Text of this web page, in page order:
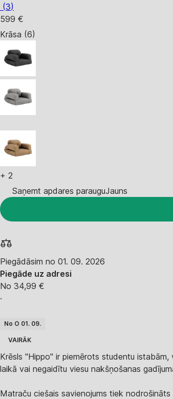
(3)
599 €
Krāsa (6)
+ 2
Saņemt apdares parauguJauns
Piegādāsim no 01. 09. 2026
Piegāde uz adresi
No 34,99 €
·
No O 01. 09.
VAIRĀK
Krēsls "Hippo" ir piemērots studentu
laikā vai negaidītu viesu nakšņošanas
Matraču ciešais savienojums tiek